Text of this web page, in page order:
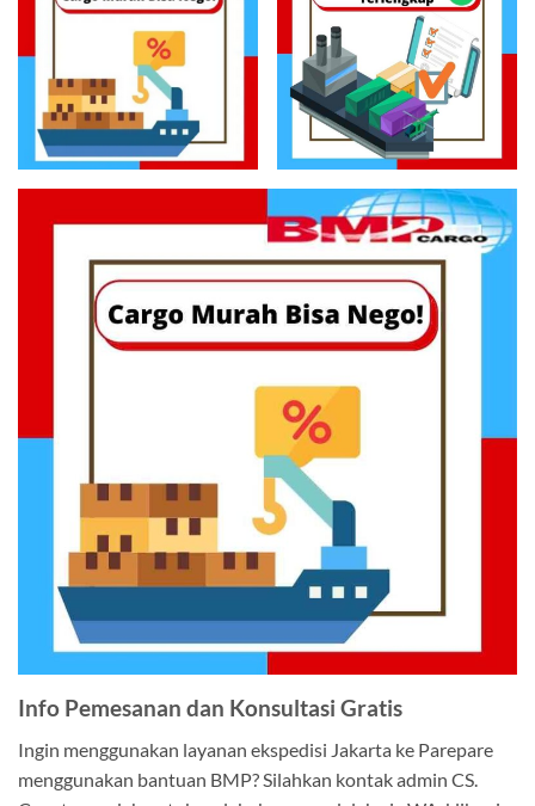
Info Pemesanan dan Konsultasi Gratis
Ingin menggunakan layanan ekspedisi Jakarta ke Parepare
menggunakan bantuan BMP? Silahkan kontak admin CS.